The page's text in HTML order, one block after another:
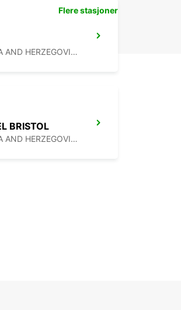
SARAJEVO - BOSNIA AND HERZEGOVINA
BRISTOL
SARAJEVO - BOSNIA AND HERZEGOVINA
Flere stasjoner